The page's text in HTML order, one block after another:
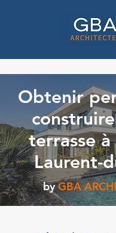
Obtenir
terrasse à
Laurent-
by GBA